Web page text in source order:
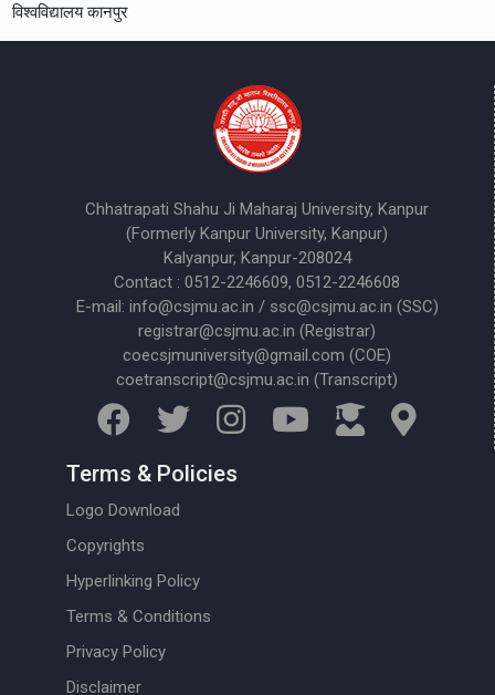
विश्वविद्यालय कानपुर
Chhatrapati Shahu Ji Maharaj University, Kanpur
(Formerly Kanpur University, Kanpur)
Kalyanpur, Kanpur-208024
Contact : 0512-2246609, 0512-2246608
E-mail: info@csjmu.ac.in / ssc@csjmu.ac.in (SSC)
registrar@csjmu.ac.in (Registrar)
coecsjmuniversity@gmail.com (COE)
coetranscript@csjmu.ac.in (Transcript)
Terms & Policies
Logo Download
Copyrights
Hyperlinking Policy
Terms & Conditions
Privacy Policy
Disclaimer